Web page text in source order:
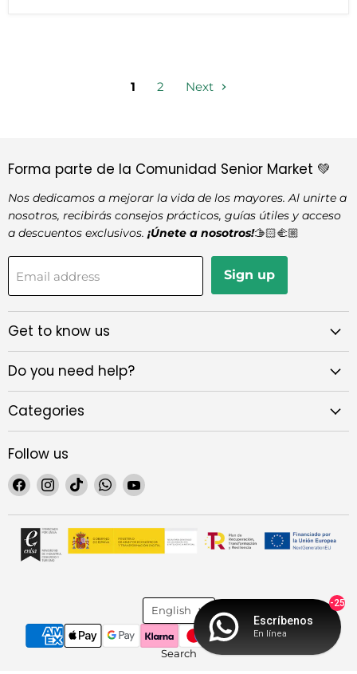
Escríbenos
En línea
-25
1 2 Next
Forma parte de la Comunidad Senior Market 💚
Nos dedicamos a mejorar la vida de los mayores. Al unirte a
nosotros, recibirás consejos prácticos, guías útiles y acceso
a descuentos exclusivos. ¡Únete a nosotros!🫱🏻‍🫲🏼
Email address Sign up
Get to know us
Do you need help?
Categories
Follow us
Find
us
on
Facebook
Find
us
on
Instagram
Find
us
on
TikTok
Find
us
on
WhatsApp
Find
on
YouTube
Language
English
Search